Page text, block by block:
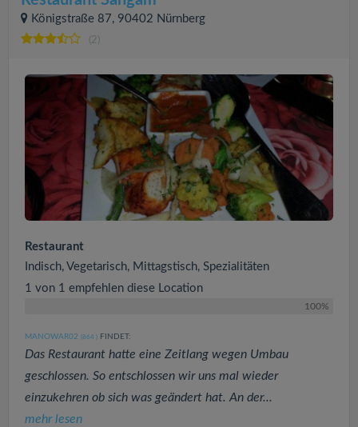
Königstraße 87, 90402 Nürnberg
(2)
Restaurant
Indisch, Vegetarisch, Mittagstisch, Spezialitäten
1 von 1 empfehlen diese Location
100%
MANOWAR02 (864 ) FINDET:
Das Restaurant hatte eine Zeitlang wegen Umbau
geschlossen. So entschlossen wir uns mal wieder
einzukehren ob sich was geändert hat. An der...
mehr lesen